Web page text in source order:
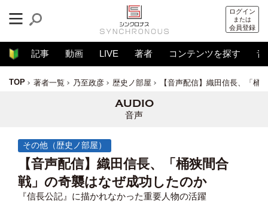
ログイン
または
会員登録
記事 動画 LIVE 著者 コンテンツを探す 音
TOP 著者一覧 乃至政彦 歴史ノ部屋 【音声配信】織田信長、「桶
音声
その他（歴史ノ部屋）
【音声配信】織田信長、「桶狭間合
戦」の奇襲はなぜ成功したのか
『信長公記』に描かれなかった重要人物の活躍